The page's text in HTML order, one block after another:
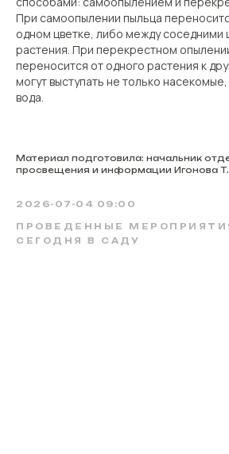
При самоопылении пыльца
одном цветке, либо между соседними
растения. При перекрестном
переносится от одного растения к
могут выступать не только
вода.
Материал подготовила: начальник
просвещения и информации Игонова
2026-07-04 09:00
ПРОВЕДЕННЫЕ
СЕГОДНЯ В САДУ